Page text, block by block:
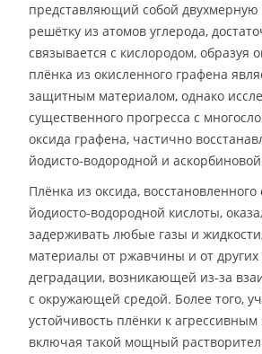
представляющий собой двухмерную
решётку из атомов углерода,
связывается с кислородом, образуя
плёнка из окисленного графена
защитным материалом, однако
существенного прогресса с
оксида графена, частично
йодисто-водородной и
Плёнка из оксида,
йодиосто-водородной кислоты,
задерживать любые газы и
материалы от ржавчины и от
деградации, возникающей из-за
с окружающей средой. Более того,
устойчивость плёнки к
включая такой мощный